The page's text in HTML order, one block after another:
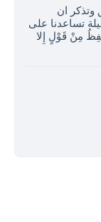
وتذكر ان
تساعدنا على
مِنْ قَوْلٍ إِلا